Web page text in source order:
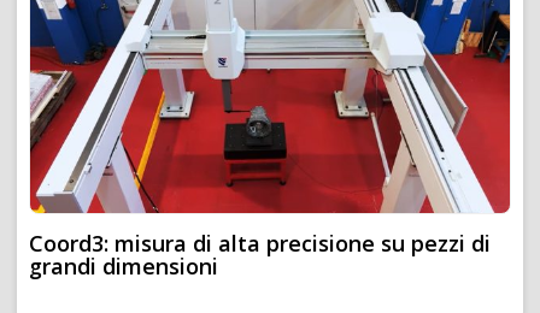
Coord3: misura di alta precisione su pezzi di
grandi dimensioni